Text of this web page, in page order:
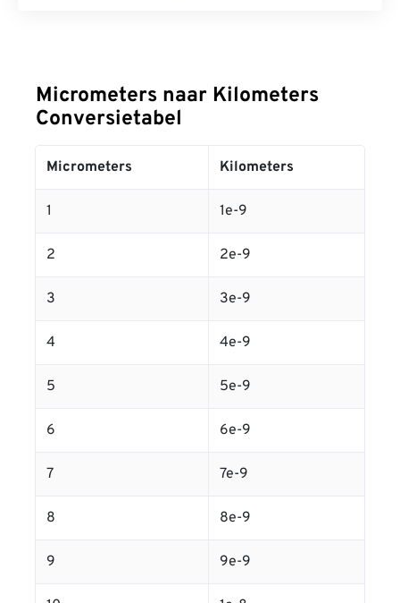
Micrometers naar Kilometers
Conversietabel
Micrometers Kilometers
1 1e-9
2 2e-9
3 3e-9
4 4e-9
5 5e-9
6 6e-9
7 7e-9
8 8e-9
9 9e-9